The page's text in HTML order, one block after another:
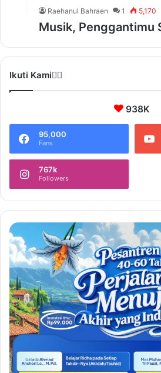
Raehanul Bahraen 1 5,170
Musik, Penggantimu
Ikuti Kami❤️‍🔥
938K
95,000
Fans
767k
Followers